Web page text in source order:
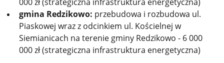
gmina Redzikowo: przebudowa i rozbudowa ul.
Piaskowej wraz z odcinkiem ul. Kościelnej w
Siemianicach na terenie gminy Redzikowo - 6 000
000 zł (strategiczna infrastruktura energetyczna)